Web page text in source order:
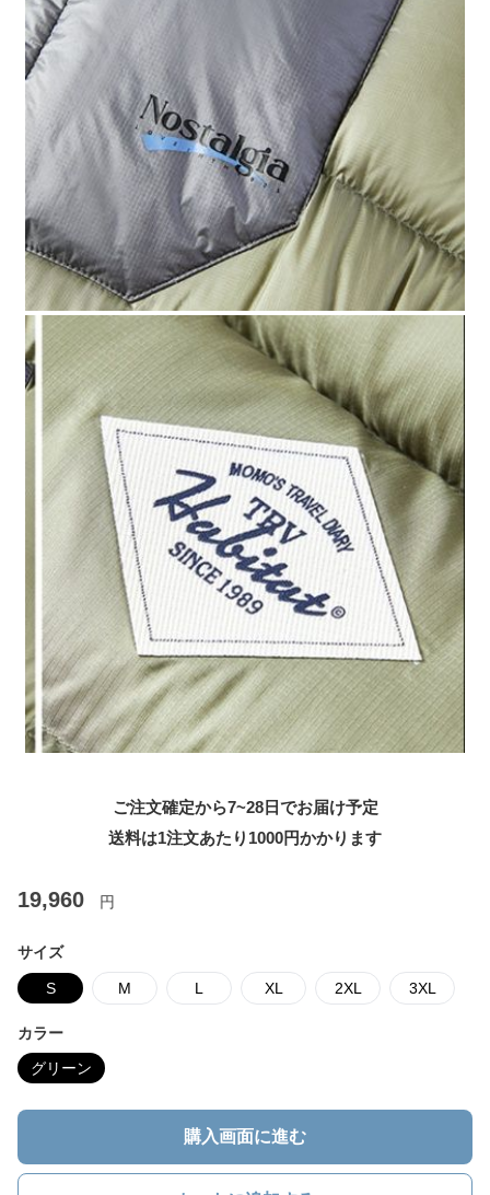
ご注文確定から7~28日でお届け予定
送料は1注文あたり 1000円かかります
19,960 円
サイズ
S M L XL 2XL 3XL
カラー
グリーン
購入画面に進む